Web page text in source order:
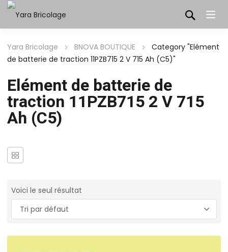
Yara Bricolage BNOVA BOUTIQUE
Category "Elément
de batterie de traction 11PZB715 2 V 715 Ah (C5)"
Elément de batterie de
traction 11PZB715 2 V 715
Ah (C5)
Voici le seul résultat